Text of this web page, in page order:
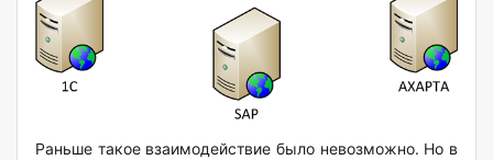
Раньше такое взаимодействие было невозможно. Но в